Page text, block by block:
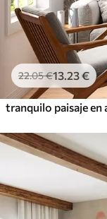
22.05€13 .23€